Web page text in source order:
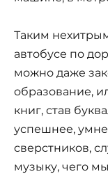
Таким
автобусе по
можно даже
образование,
книг, став
успешнее,
сверстников,
музыку, чего